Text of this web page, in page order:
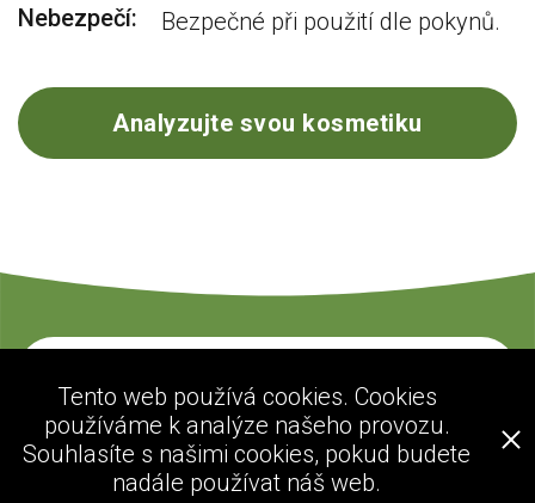
Nebezpečí:
Bezpečné při použití dle pokynů.
Analyzujte svou kosmetiku
ecogolik.com
Tento web používá cookies. Cookies
používáme k analýze našeho provozu.
Souhlasíte s našimi cookies, pokud budete
nadále používat náš web.